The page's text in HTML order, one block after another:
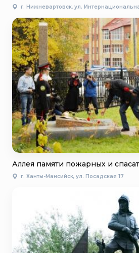
г. Нижневартовск, ул.
Аллея памяти пожарных и
г. Ханты-Мансийск, ул. Посадская 17